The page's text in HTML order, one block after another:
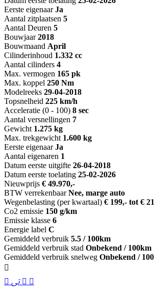
Eerste eigenaar Ja
Aantal zitplaatsen 5
Aantal Deuren 5
Bouwjaar 2018
Bouwmaand April
Cilinderinhoud 1.332 cc
Aantal cilinders 4
Max. vermogen 165 pk
Max. koppel 250 Nm
Modelreeks 29-04-2018
Topsnelheid 225 km/h
Acceleratie (0 - 100) 8 sec
Aantal versnellingen 7
Gewicht 1.275 kg
Max. trekgewicht 1.600 kg
Eerste eigenaar Ja
Aantal eigenaren 1
Datum eerste uitgifte 26-04-2018
Datum eerste toelating 25-02-2026
Nieuwprijs € 49.970,-
BTW verrekenbaar Nee, marge auto
Wegenbelasting (per kwartaal) € 199,- tot €
Co2 emissie 150 g/km
Emissie klasse 6
Energie label C
Gemiddeld verbruik 5.5 / 100km
Gemiddeld verbruik stad Onbekend / 100km
Gemiddeld verbruik snelweg Onbekend /